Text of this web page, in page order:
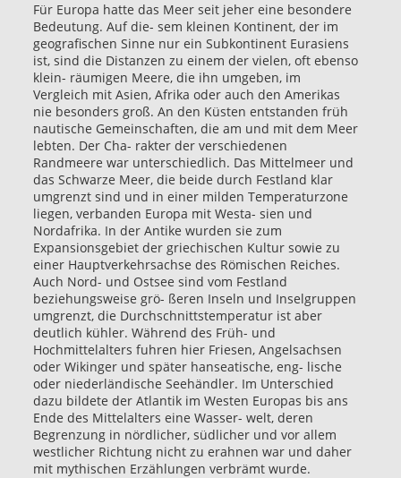
Für Europa hatte das Meer seit jeher eine besondere
Bedeutung. Auf die- sem kleinen Kontinent, der im
geografischen Sinne nur ein Subkontinent Eurasiens
ist, sind die Distanzen zu einem der vielen, oft ebenso
klein- räumigen Meere, die ihn umgeben, im
Vergleich mit Asien, Afrika oder auch den Amerikas
nie besonders groß. An den Küsten entstanden früh
nautische Gemeinschaften, die am und mit dem Meer
lebten. Der Cha- rakter der verschiedenen
Randmeere war unterschiedlich. Das Mittelmeer und
das Schwarze Meer, die beide durch Festland klar
umgrenzt sind und in einer milden Temperaturzone
liegen, verbanden Europa mit Westa- sien und
Nordafrika. In der Antike wurden sie zum
Expansionsgebiet der griechischen Kultur sowie zu
einer Hauptverkehrsachse des Römischen Reiches.
Auch Nord- und Ostsee sind vom Festland
beziehungsweise grö- ßeren Inseln und Inselgruppen
umgrenzt, die Durchschnittstemperatur ist aber
deutlich kühler. Während des Früh- und
Hochmittelalters fuhren hier Friesen, Angelsachsen
oder Wikinger und später hanseatische, eng- lische
oder niederländische Seehändler. Im Unterschied
dazu bildete der Atlantik im Westen Europas bis ans
Ende des Mittelalters eine Wasser- welt, deren
Begrenzung in nördlicher, südlicher und vor allem
westlicher Richtung nicht zu erahnen war und daher
mit mythischen Erzählungen verbrämt wurde.